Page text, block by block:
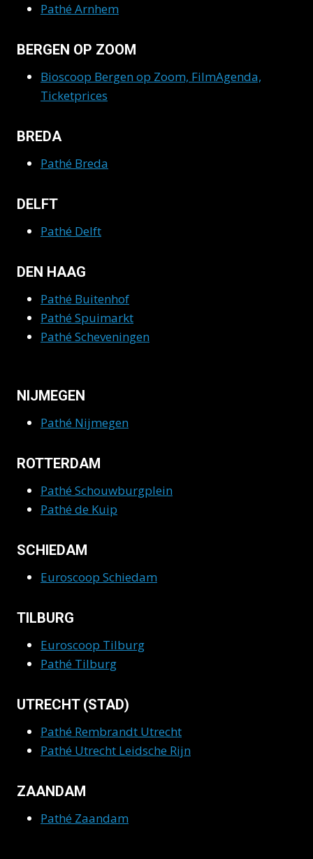
Pathé Arnhem
BERGEN OP ZOOM
Bioscoop Bergen op Zoom, FilmAgenda,
Ticketprices
BREDA
Pathé Breda
DELFT
Pathé Delft
DEN HAAG
Pathé Buitenhof
Pathé Spuimarkt
Pathé Scheveningen
NIJMEGEN
Pathé Nijmegen
ROTTERDAM
Pathé Schouwburgplein
Pathé de Kuip
SCHIEDAM
Euroscoop Schiedam
TILBURG
Euroscoop Tilburg
Pathé Tilburg
UTRECHT (STAD)
Pathé Rembrandt Utrecht
Pathé Utrecht Leidsche Rijn
ZAANDAM
Pathé Zaandam